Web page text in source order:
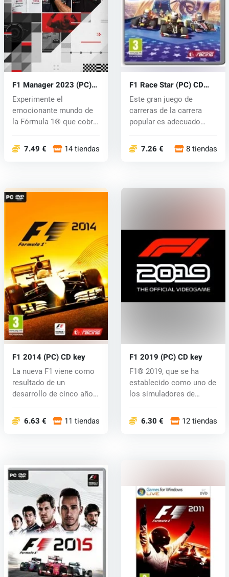
F1 Manager 2023 (PC)
key
Experimente el
emocionante mundo de
la Fórmula 1® que cobra
7.49 € 14 tiendas
F1 Race Star (PC) CD
key
Este gran juego de
carreras de la carrera
popular es adecuado
7.26 € 8 tiendas
F1 2014 (PC) CD key
La nueva F1 viene como
resultado de un
desarrollo de cinco años
6.63 € 11 tiendas
F1 2019 (PC) CD key
F1® 2019, que se ha
establecido como uno de
los simuladores de
6.30 € 12 tiendas